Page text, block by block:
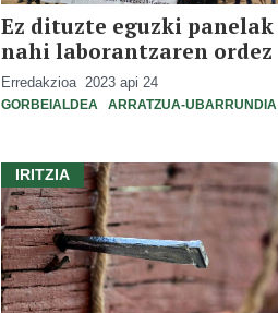
Ez dituzte eguzki panelak
nahi laborantzaren ordez
Erredakzioa 2023 api 24
GORBEIALDEA ARRATZUA-UBARRUNDIA
IRITZIA